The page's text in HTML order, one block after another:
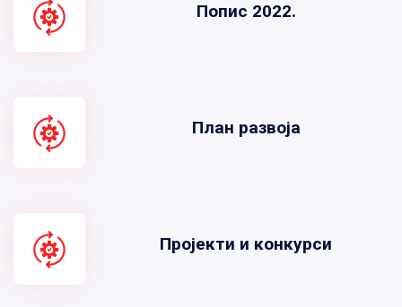
Попис 2022.
План развоја
Пројекти и конкурси